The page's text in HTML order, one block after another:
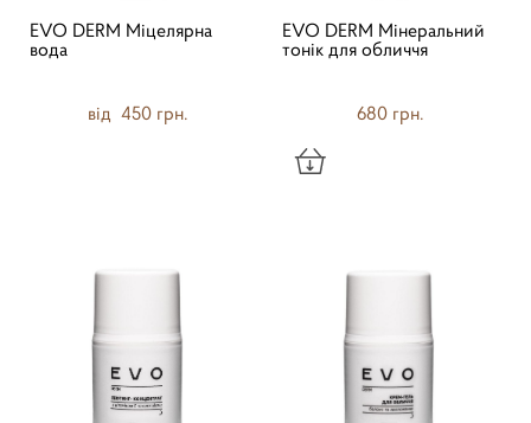
EVO DERM Міцелярна
вода
від 450 грн.
EVO DERM Мінеральний
тонік для обличчя
680 грн.